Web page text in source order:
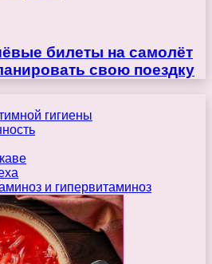
билеты на самолёт
свою поездку